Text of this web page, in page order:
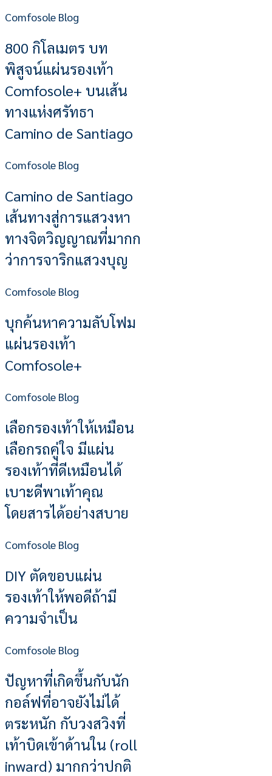
Comfosole Blog
800 กิโลเมตร บท
พิสูจน์แผ่นรองเท้า
Comfosole+ บนเส้น
ทางแห่งศรัทธา
Camino de Santiago
Comfosole Blog
Camino de Santiago
เส้นทางสู่การแสวงหา
ทางจิตวิญญาณที่มากก
ว่าการจาริกแสวงบุญ
Comfosole Blog
บุกค้นหาความลับโฟม
แผ่นรองเท้า
Comfosole+
Comfosole Blog
เลือกรองเท้าให้เหมือน
เลือกรถคู่ใจ มีแผ่น
รองเท้าที่ดีเหมือนได้
เบาะดีพาเท้าคุณ
โดยสารได้อย่างสบาย
Comfosole Blog
DIY ตัดขอบแผ่น
รองเท้าให้พอดีถ้ามี
ความจำเป็น
Comfosole Blog
ปัญหาที่เกิดขึ้นกับนัก
กอล์ฟที่อาจยังไม่ได้
ตระหนัก กับวงสวิงที่
เท้าบิดเข้าด้านใน (roll
inward) มากกว่าปกติ